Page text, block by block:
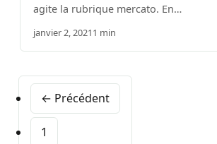
agite la rubrique mercato. En…
janvier 2, 20211 min
← Précédent
1